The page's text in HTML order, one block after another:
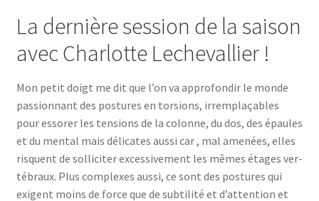
La dernière session de la saison
avec Charlotte Lechevallier !
Mon petit doigt me dit que l’on va appro­fon­dir le monde
pas­sion­nant des pos­tures en tor­sions, irrem­pla­çables
pour esso­rer les ten­sions de la colonne, du dos, des épaules
et du men­tal mais déli­cates aus­si car , mal ame­nées, elles
risquent de sol­li­ci­ter exces­si­ve­ment les mêmes étages ver­
té­braux. Plus com­plexes aus­si, ce sont des pos­tures qui
exigent moins de force que de sub­ti­li­té et d’at­ten­tion et